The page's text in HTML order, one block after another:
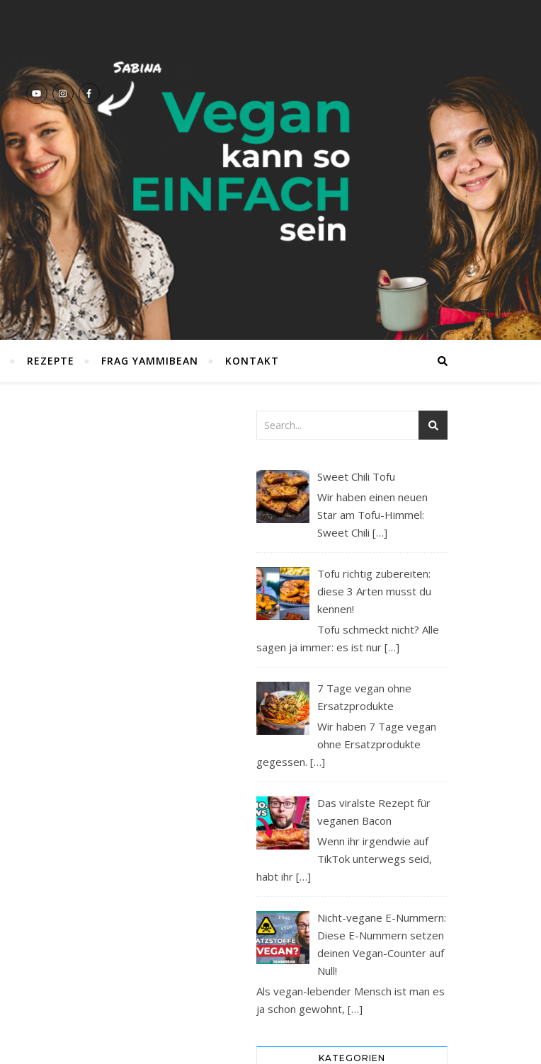
REZEPTE FRAG YAMMIBEAN KONTAKT
Sweet Chili Tofu
Wir haben einen neuen
Star am Tofu-Himmel:
Sweet Chili[…]
Tofu richtig zubereiten:
diese 3 Arten musst du
kennen!
Tofu schmeckt nicht? Alle
sagen ja immer: es ist nur […]
7 Tage vegan ohne
Ersatzprodukte
Wir haben 7 Tage vegan
ohne Ersatzprodukte
gegessen. […]
Das viralste Rezept für
veganen Bacon
Wenn ihr irgendwie auf
TikTok unterwegs seid,
habt ihr […]
Nicht-vegane E-Nummern:
Diese E-Nummern setzen
deinen Vegan-Counter auf
Null!
Als vegan-lebender Mensch ist man es
ja schon gewohnt, […]
KATEGORIEN